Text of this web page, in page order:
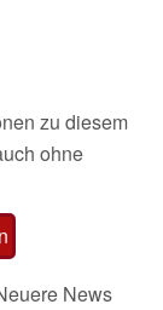
zu diesem
ohne
News